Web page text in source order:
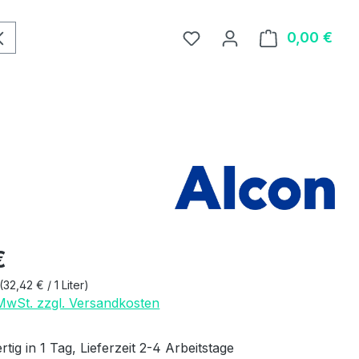
0,00 €
(32,42 € / 1 Liter)
zzgl. Versandkosten
in 1 Tag, Lieferzeit 2-4 Arbeitstage